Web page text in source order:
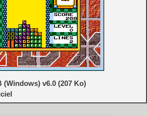
(Windows) v6.0 (207 Ko)